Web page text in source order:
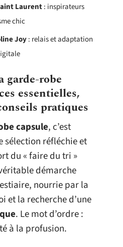
Laurent: inspirateurs
chic
Joy: relais et adaptation
garde-robe
essentielles,
pratiques
capsule, c’est
sélection réfléchie et
du « faire du tri »
démarche
nourrie par la
et la recherche d’une
. Le mot d’ordre :
à la profusion.